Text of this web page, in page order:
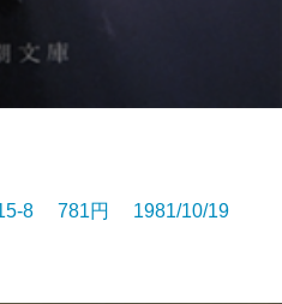
8 781円 1981/10/19